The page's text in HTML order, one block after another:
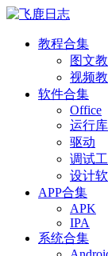
教程合集
图文
视频
软件合集
Office
运行库
驱动
调试
设计
APP合集
APK
IPA
系统合集